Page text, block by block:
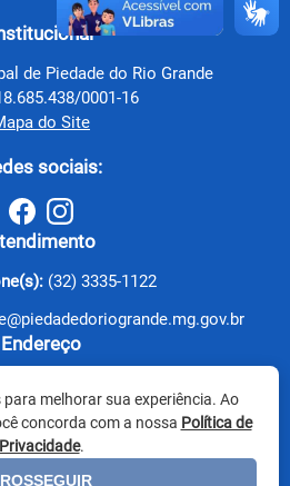
de Piedade do Rio Grande
0001-16
do Site
sociais:
(32) 3335-1122
Endereço
- Piedade do Rio Grande / MG
melhorar sua experiência. Ao
concorda com a nossa Política de
Privacidade.